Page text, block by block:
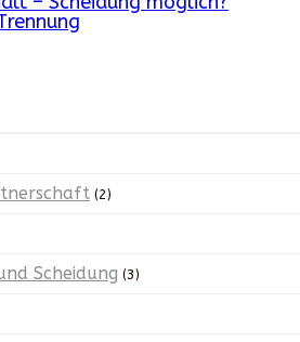
(2)
Scheidung (3)